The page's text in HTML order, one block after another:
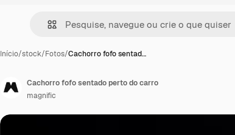
Início/stock/Fotos/Cachorro fofo sentad…
Cachorro fofo sentado perto do carro
magnific